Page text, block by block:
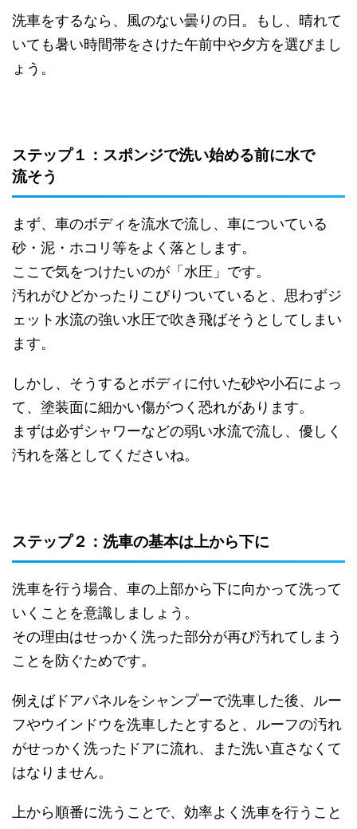
洗車をするなら、風のない曇りの日。もし、晴れて
いても暑い時間帯をさけた午前中や夕方を選びまし
ょう。
ステップ１：スポンジで洗い始める前に水で
流そう
まず、車のボディを流水で流し、車についている
砂・泥・ホコリ等をよく落とします。
ここで気をつけたいのが「水圧」です。
汚れがひどかったりこびりついていると、思わずジ
ェット水流の強い水圧で吹き飛ばそうとしてしまい
ます。
しかし、そうするとボディに付いた砂や小石によっ
て、塗装面に細かい傷がつく恐れがあります。
まずは必ずシャワーなどの弱い水流で流し、優しく
汚れを落としてくださいね。
ステップ２：洗車の基本は上から下に
洗車を行う場合、車の上部から下に向かって洗って
いくことを意識しましょう。
その理由はせっかく洗った部分が再び汚れてしまう
ことを防ぐためです。
例えばドアパネルをシャンプーで洗車した後、ルー
フやウインドウを洗車したとすると、ルーフの汚れ
がせっかく洗ったドアに流れ、また洗い直さなくて
はなりません。
上から順番に洗うことで、効率よく洗車を行うこと